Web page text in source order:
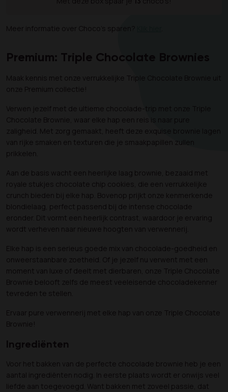
Meer informatie over Choco's sparen?
Premium: Triple Chocolate Brownies
Maak kennis met onze verrukkelijke Triple Chocolate Brownie uit
onze Premium collectie!
Verwen jezelf met de ultieme chocolade-trip met onze Triple
Chocolate Brownie, waar elke hap een reis is naar pure
zaligheid. Met zorg gemaakt, heeft deze exquise brownie lagen
van rijke smaken en texturen die je smaakpapillen zullen
prikkelen.
Aan de basis wacht een heerlijke laag brownie, bezaaid met
royale stukjes chocolate chip cookies, die een verrukkelijke
crunch bieden bij elke hap. Bovenop prijkt onze kenmerkende
blondielaag, perfect passend bij de intense chocolade
eronder. Dit vormt een heerlijk contrast, waardoor je ervaring
wordt verheven naar nieuwe hoogten van verwennerij.
Elke hap is een serieus goede mix van chocolade-goedheid en
onweerstaanbare zoetheid. Of je jezelf nu verwent met een
moment van luxe of deelt met dierbaren, onze Triple Chocolate
Brownie belooft zelfs de meest veeleisende chocoladekenner
tevreden te stellen.
Ervaar pure verwennerij met elke hap van onze Triple Chocolate
Brownie!
Ingrediënten
Voor het bakken van de perfecte chocolade brownie heb je een
aantal ingrediënten nodig. In eerste plaats wordt er onwijs veel
liefde aan toegevoegd. Want bakken met zoveel passie, dat